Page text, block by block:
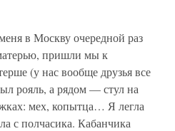
в Москву очередной раз
пришли мы к
(у нас вообще друзья все
рояль, а рядом — стул на
мех, копытца… Я легла
с полчасика. Кабанчика